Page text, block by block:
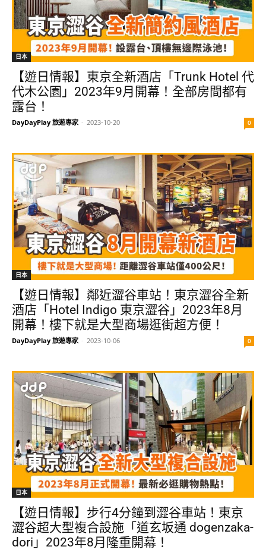
日本
【遊日情報】東京全新酒店「Trunk Hotel 代
代木公園」2023年9月開幕！全部房間都有
露台！
DayDayPlay 旅遊專家 - 2023-10-20 0
日本
【遊日情報】鄰近澀谷車站！東京澀谷全新
酒店「Hotel Indigo 東京澀谷」2023年8月
開幕！樓下就是大型商場逛街超方便！
DayDayPlay 旅遊專家 - 2023-10-06 0
日本
【遊日情報】步行4分鐘到澀谷車站！東京
澀谷超大型複合設施「道玄坂通 dogenzaka-
dori」2023年8月隆重開幕！